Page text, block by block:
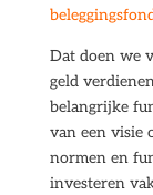
Dat doen we
geld
belangrijke
van een visie
normen en
investeren